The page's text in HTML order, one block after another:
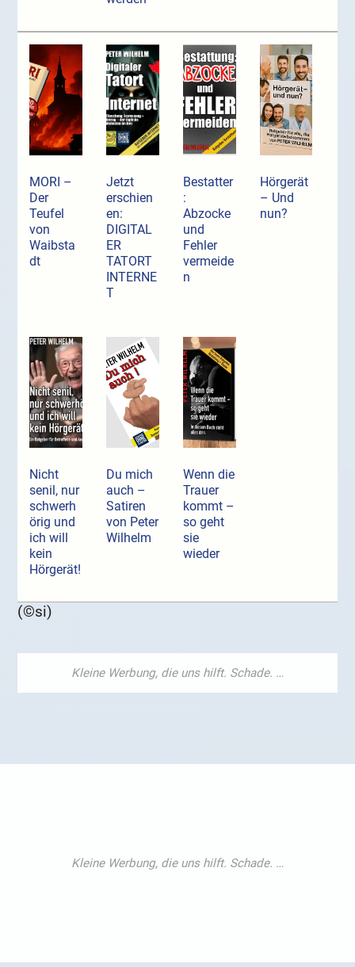
MORI –
Der
Teufel
von
Waibsta
dt
Jetzt
erschien
en:
DIGITAL
ER
TATORT
INTERNE
T
Bestatter
:
Abzocke
und
Fehler
vermeide
n
Hörgerät
– Und
nun?
Nicht
senil, nur
schwerh
örig und
ich will
kein
Hörgerät!
Du mich
auch –
Satiren
von Peter
Wilhelm
Wenn die
Trauer
kommt –
so geht
sie
wieder
(©si)